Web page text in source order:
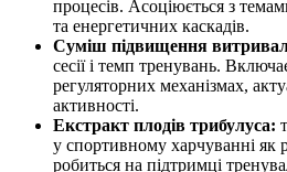
процесів. Асоціюється з
та енергетичних каскадів.
Суміш підвищення
сесії і темп тренувань.
регуляторних механізмах,
активності.
Екстракт плодів трибулуса:
у спортивному харчуванні як
робиться на підтримці